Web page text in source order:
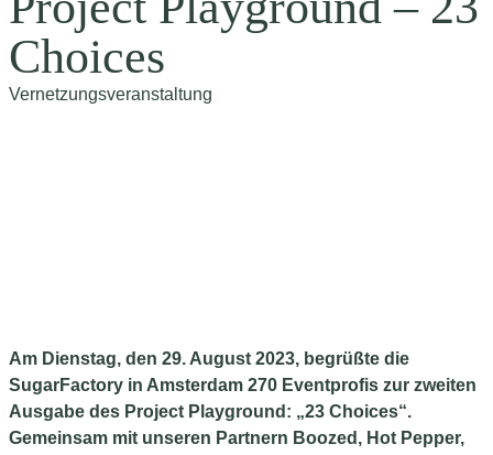
Choices
Vernetzungsveranstaltung
Am Dienstag, den 29. August 2023, begrüßte die
SugarFactory in Amsterdam 270 Eventprofis zur zweiten
Ausgabe des Project Playground: „23 Choices“.
Gemeinsam mit unseren Partnern Boozed, Hot Pepper,